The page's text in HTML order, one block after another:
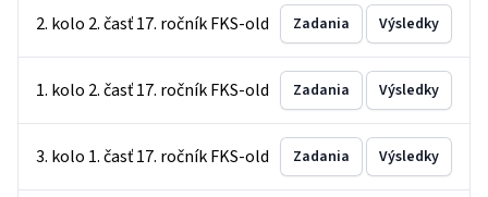
2. kolo 2. časť 17. ročník FKS-old Zadania Výsledky
1. kolo 2. časť 17. ročník FKS-old Zadania Výsledky
3. kolo 1. časť 17. ročník FKS-old Zadania Výsledky